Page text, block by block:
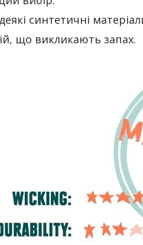
деякі синтетичні
що викликають запах.